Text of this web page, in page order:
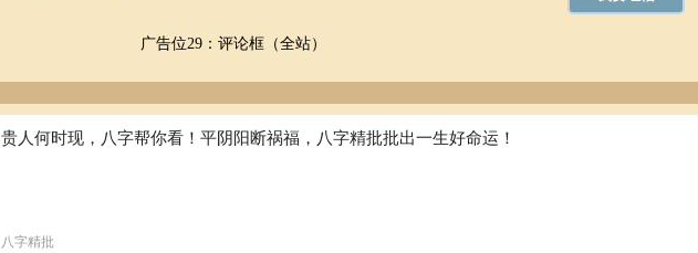
广告位29：评论框（全站）
贵人何时现，八字帮你看！平阴阳断祸福，八字精批批出一生好命运！
八字精批